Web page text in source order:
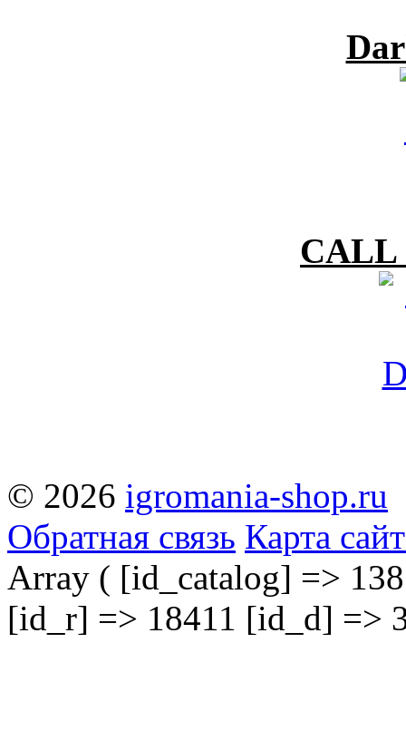
CALL
© 2026 igromania-shop.ru
Обратная связь Карта
Array ( [id_catalog] =>
[id_r] => 18411 [id_d] =>